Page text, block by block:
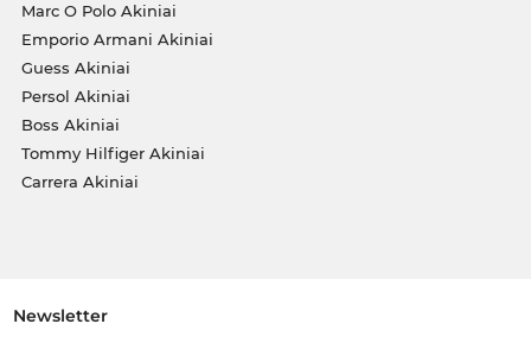
Marc O Polo Akiniai
Emporio Armani Akiniai
Guess Akiniai
Persol Akiniai
Boss Akiniai
Tommy Hilfiger Akiniai
Carrera Akiniai
Newsletter